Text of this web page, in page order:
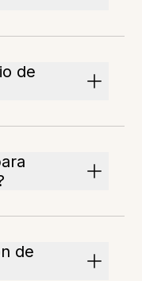
de
de